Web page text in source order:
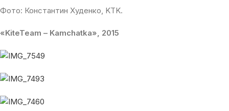
Фото: Константин Худенко, KTK.
«KiteTeam – Kamchatka», 2015